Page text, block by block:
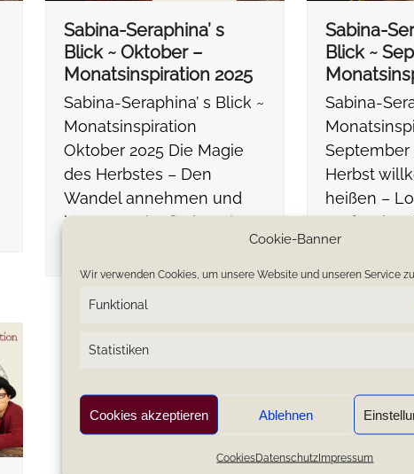
Cookie-Banner
Wir verwenden Cookies, um unsere Website und unseren Service
Funktional
Statistiken
Cookies akzeptieren Ablehnen
CookiesDatenschutzImpressum
Sabina-Seraphina’ s
Blick ~ Oktober –
Monatsinspiration 2025
Sabina-Seraphina’ s Blick ~
Monatsinspiration
Oktober 2025 Die Magie
des Herbstes – Den
Wandel annehmen und
innere Stärke finden Ein
Sabina-
Blick ~
Sabina-
September
Herbst
heißen –
Kraft
herzliches
liebe…